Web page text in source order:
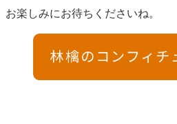
お楽しみにお待ちくださいね。